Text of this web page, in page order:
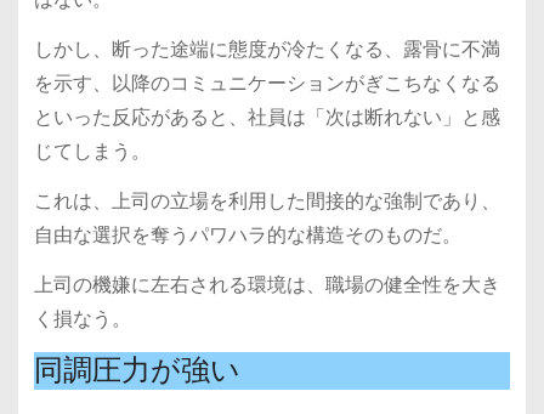
しかし、断った途端に態度が冷たくなる、露骨に不満
を示す、以降のコミュニケーションがぎこちなくなる
といった反応があると、社員は「次は断れない」と感
じてしまう。
これは、上司の立場を利用した間接的な強制であり、
自由な選択を奪うパワハラ的な構造そのものだ。
上司の機嫌に左右される環境は、職場の健全性を大き
く損なう。
同調圧力が強い